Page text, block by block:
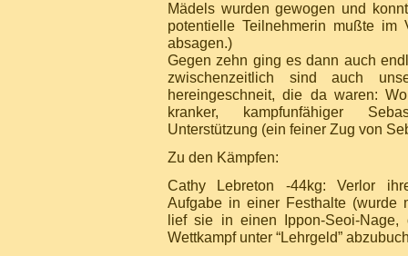
Mädels wurden gewogen und
potentielle Teilnehmerin mußte im
absagen.)
Gegen zehn ging es dann auch
zwischenzeitlich sind auch
hereingeschneit, die da waren:
kranker, kampfunfähiger
Unterstützung (ein feiner Zug von
Zu den Kämpfen:
Cathy Lebreton -44kg: Verlor
Aufgabe in einer Festhalte (wurde
lief sie in einen Ippon-Seoi-
Wettkampf unter “Lehrgeld”